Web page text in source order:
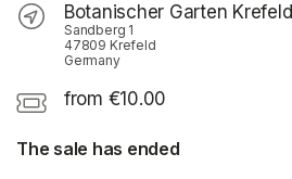
Botanischer Garten Krefeld
Sandberg 1
47809 Krefeld
Germany
from €10.00
The sale has ended